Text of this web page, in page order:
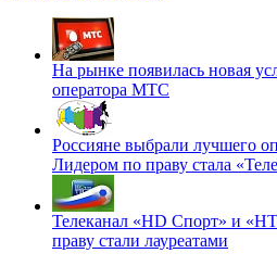
На рынке появилась новая
оператора МТС
Россияне выбрали лучшего
Лидером по праву стала
Телеканал «HD Спорт» и
праву стали лауреатами